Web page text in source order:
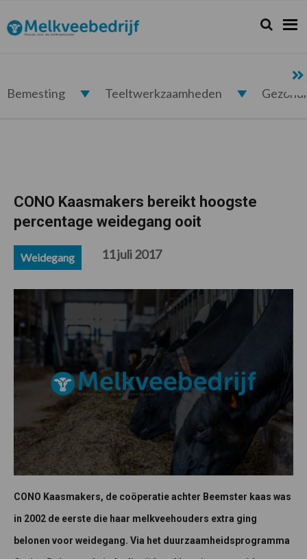
de
hoofdnavigatie
de
hoofd
de
eerste
de
voettekst
Melkveebedrijf.nl Zoeken...
Zoek
Bemesting Teeltwerkzaamheden
CONO Kaasmakers bereikt hoogste
percentage weidegang ooit
Weidegang 11 juli 2017
CONO Kaasmakers, de coöperatie achter Beemster kaas was
in 2002 de eerste die haar melkveehouders extra ging
belonen voor weidegang. Via het duurzaamheidsprogramma